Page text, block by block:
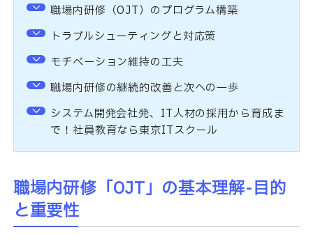
職場内研修（OJT）のプログラム構築
トラブルシューティングと対応策
モチベーション維持の工夫
職場内研修の継続的改善と次への一歩
システム開発会社発、IT人材の採用から育成ま
で！社員教育なら東京ITスクール
職場内研修「OJT」の基本理解-目的
と重要性